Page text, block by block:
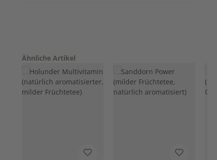
Produktgalerie überspringen
Ähnliche Artikel